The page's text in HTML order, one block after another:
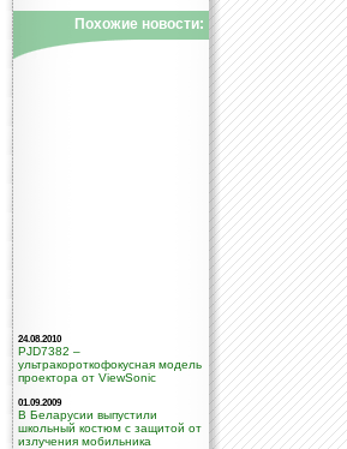
Похожие новости:
24.08.2010
PJD7382 –
ультракороткофокусная модель
проектора от ViewSonic
01.09.2009
В Беларусии выпустили
школьный костюм с защитой от
излучения мобильника